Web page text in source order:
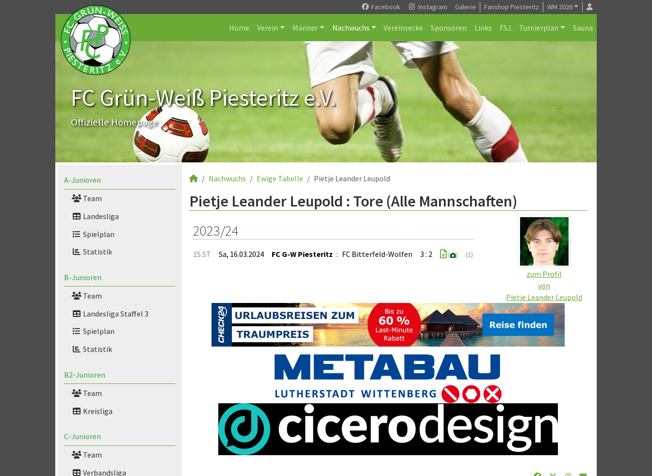
Facebook Instagram Galerie Fanshop Piesteritz WM 2026
Home Verein Männer Nachwuchs Vereinsecke Sponsoren Links FSJ Turnierplan Sauna
FC Grün-Weiß Piesteritz e.V.
Offizielle Homepage
A-Junioren
Team
Landesliga
Spielplan
Statistik
B-Junioren
Team
Landesliga Staffel 3
Spielplan
Statistik
B2-Junioren
Team
Kreisliga
C-Junioren
Team
Verbandsliga
Nachwuchs Ewige Tabelle Pietje Leander Leupold
Pietje Leander Leupold : Tore (Alle Mannschaften)
zum Profil
von
Pietje Leander Leupold
2023/24
15.ST Sa, 16.03.2024 FC G-W Piesteritz : FC Bitterfeld-Wolfen 3 : 2 ( ) (1)